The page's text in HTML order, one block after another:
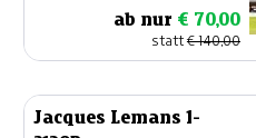
ab nur € 70,00
statt€ 140,00
Jacques Lemans 1-